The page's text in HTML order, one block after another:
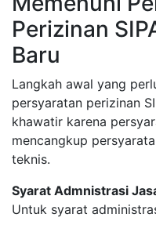
Perizinan
Baru
Langkah awal yang
persyaratan perizinan
khawatir karena
mencangkup
teknis.
Syarat Admnistrasi
Untuk syarat